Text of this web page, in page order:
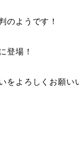
のようです！
登場！
をよろしくお願い